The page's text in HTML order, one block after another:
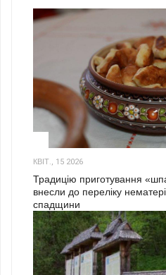
КВІТ., 15 2026
Традицію приготування
внесли до переліку
спадщини